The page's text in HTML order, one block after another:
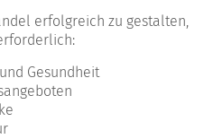
erfolgreich zu gestalten,
Gesundheit